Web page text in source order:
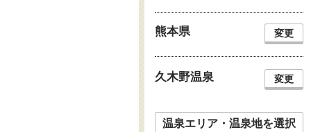
熊本県 変更
久木野温泉 変更
温泉エリア・温泉地を選択